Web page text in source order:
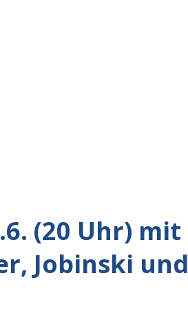
(20 Uhr) mit
Jobinski und